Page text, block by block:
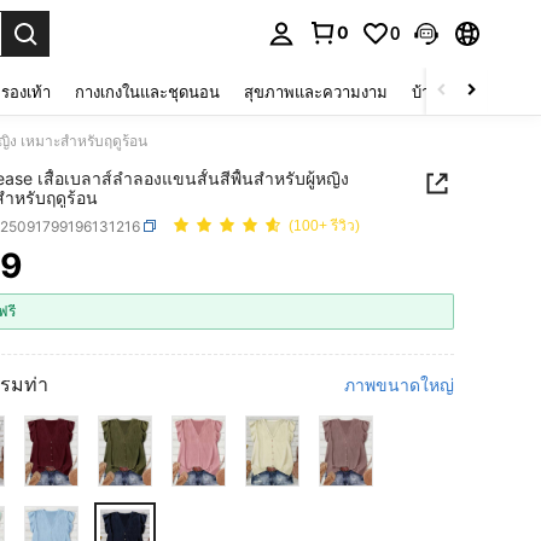
0 0
รองเท้า กางเกงในและชุดนอน สุขภาพและความงาม บ้านและที่อยู่อาศัย
ง เหมาะสำหรับฤดูร้อน
เสื้อเบลาส์ลำลองแขนสั้นสีพื้นสำหรับผู้หญิง
ำหรับฤดูร้อน
(100+ รีวิว)
AND AVAILABILITY
รี
มท่า ภาพขนาดใหญ่